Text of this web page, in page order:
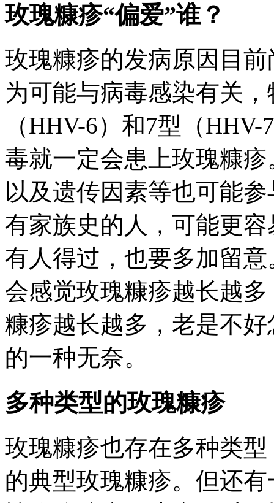
玫瑰糠疹“偏爱”谁？
玫瑰糠疹的发病原因目
为可能与病毒感染有关
（HHV-6）和7型（
毒就一定会患上玫瑰糠
以及遗传因素等也可能
有家族史的人，可能更
有人得过，也要多加留
会感觉玫瑰糠疹越长越
糠疹越长越多，老是不
的一种无奈。
多种类型的玫瑰糠疹
玫瑰糠疹也存在多种类
的典型玫瑰糠疹。但还